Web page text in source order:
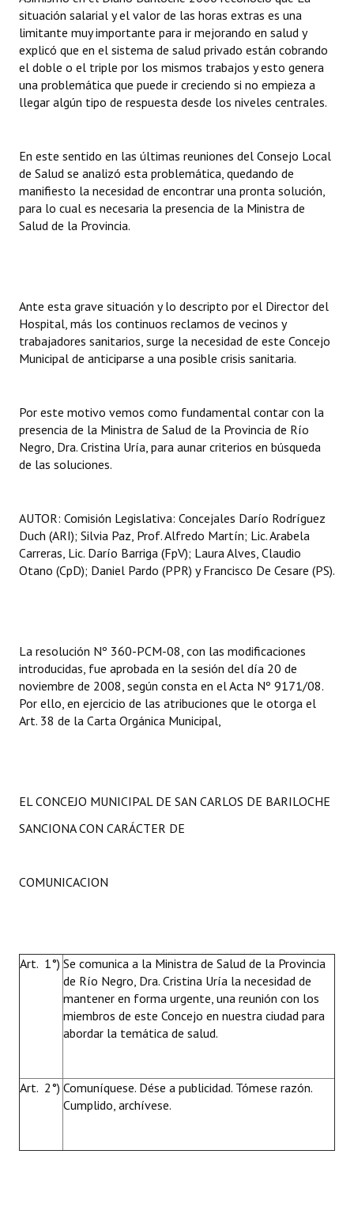
Huéspedes de Honor - Registro
Antiguos Pobladores - Registro
Reconocimientos - Registro
Bariloche, Municipio intercultural
REFORMA DE LA CARTA ORGÁNICA
situación salarial y el valor de las horas extras es una
limitante muy importante para ir mejorando en salud y
explicó que en el sistema de salud privado están cobrando
el doble o el triple por los mismos trabajos y esto genera
una problemática que puede ir creciendo si no empieza a
llegar algún tipo de respuesta desde los niveles centrales.
En este sentido en las últimas reuniones del Consejo Local
de Salud se analizó esta problemática, quedando de
manifiesto la necesidad de encontrar una pronta solución,
para lo cual es necesaria la presencia de la Ministra de
Salud de la Provincia.
Ante esta grave situación y lo descripto por el Director del
Hospital, más los continuos reclamos de vecinos y
trabajadores sanitarios, surge la necesidad de este Concejo
Municipal de anticiparse a una posible crisis sanitaria.
Por este motivo vemos como fundamental contar con la
presencia de la Ministra de Salud de la Provincia de Río
Negro, Dra. Cristina Uría, para aunar criterios en búsqueda
de las soluciones.
AUTOR: Comisión Legislativa: Concejales Darío Rodríguez
Duch (ARI); Silvia Paz, Prof. Alfredo Martín; Lic. Arabela
Carreras, Lic. Darío Barriga (FpV); Laura Alves, Claudio
Otano (CpD); Daniel Pardo (PPR) y Francisco De Cesare (PS).
La resolución Nº 360-PCM-08, con las modificaciones
introducidas, fue aprobada en la sesión del día 20 de
noviembre de 2008, según consta en el Acta Nº 9171/08.
Por ello, en ejercicio de las atribuciones que le otorga el
Art. 38 de la Carta Orgánica Municipal,
EL CONCEJO MUNICIPAL DE SAN CARLOS DE BARILOCHE
SANCIONA CON CARÁCTER DE
COMUNICACION
Art. 1°) Se comunica a la Ministra de Salud de la Provincia
de Río Negro, Dra. Cristina Uría la necesidad de
mantener en forma urgente, una reunión con los
miembros de este Concejo en nuestra ciudad para
abordar la temática de salud.
Art. 2°) Comuníquese. Dése a publicidad. Tómese razón.
Cumplido, archívese.